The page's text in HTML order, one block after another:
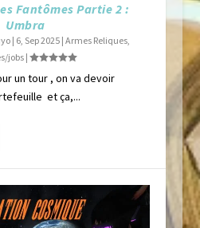
Fantômes Partie 2 :
Umbra
| 6, Sep 2025 |Armes Reliques,
jobs |
un tour , on va devoir
et ça,...